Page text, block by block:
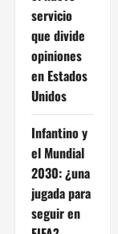
servicio
que divide
opiniones
en Estados
Unidos
Infantino y
el Mundial
2030: ¿una
jugada para
seguir en